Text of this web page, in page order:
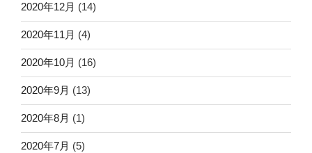
2020年12月 (14)
2020年11月 (4)
2020年10月 (16)
2020年9月 (13)
2020年8月 (1)
2020年7月 (5)